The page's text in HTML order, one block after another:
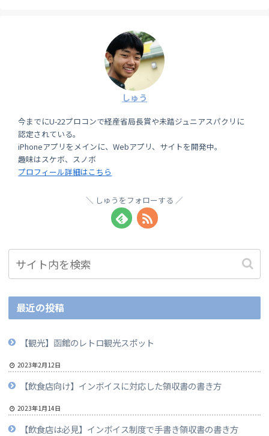
しゅう
今までにU-22プロコンで経産省局長賞や未踏ジュニアスパクリに
認定されている。
iPhoneアプリをメインに、Webアプリ、サイトを開発中。
趣味はスケボ、スノボ
プロフィール詳細はこちら
しゅうをフォローする
最近の投稿
【観光】函館のレトロ観光スポット
2023年2月12日
【飲食店向け】インボイスに対応した領収書の書き方
2023年1月14日
【飲食店は必見】インボイス制度で手書き領収書の書き方